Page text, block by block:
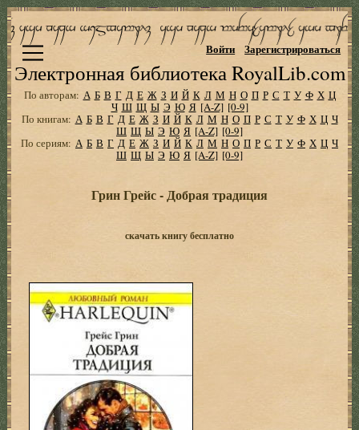
Электронная библиотека RoyalLib.com
Войти Зарегистрироваться
По авторам: А Б В Г Д Е Ж З И Й К Л М Н О П Р С Т У Ф Х Ц
Ч Ш Щ Ы Э Ю Я [A-Z] [0-9]
По книгам: А Б В Г Д Е Ж З И Й К Л М Н О П Р С Т У Ф Х Ц Ч
Ш Щ Ы Э Ю Я [A-Z] [0-9]
По сериям: А Б В Г Д Е Ж З И Й К Л М Н О П Р С Т У Ф Х Ц Ч
Ш Щ Ы Э Ю Я [A-Z] [0-9]
Грин Грейс - Добрая традиция
скачать книгу бесплатно